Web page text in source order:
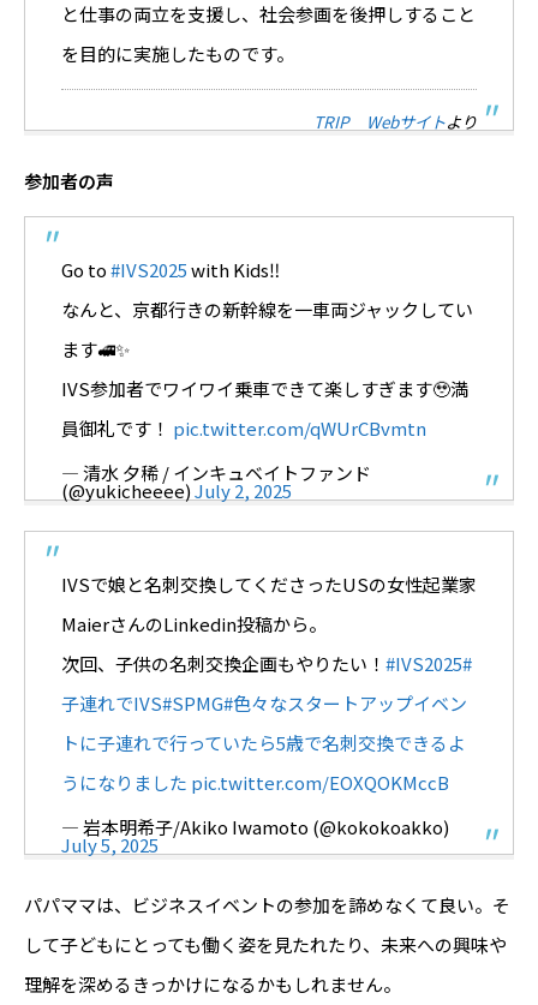
と仕事の両立を支援し、社会参画を後押しすること
を目的に実施したものです。
TRIP Webサイトより
参加者の声
Go to#IVS2025with Kids‼️
なんと、京都行きの新幹線を一車両ジャックしてい
ます🚅✨
IVS参加者でワイワイ乗車できて楽しすぎます🥹満
員御礼です！ pic.twitter.com/qWUrCBvmtn
— 清水 夕稀 / インキュベイトファンド
(@yukicheeee)July 2, 2025
IVSで娘と名刺交換してくださったUSの女性起業家
MaierさんのLinkedin投稿から。
次回、子供の名刺交換企画もやりたい！ #IVS2025#
子連れでIVS#SPMG#色々なスタートアップイベン
トに子連れで行っていたら5歳で名刺交換できるよ
うになりました pic.twitter.com/EOXQOKMccB
— 岩本明希子/Akiko Iwamoto (@kokokoakko)
July 5, 2025
パパママは、ビジネスイベントの参加を諦めなくて良い。そ
して子どもにとっても働く姿を見たれたり、未来への興味や
理解を深めるきっかけになるかもしれません。